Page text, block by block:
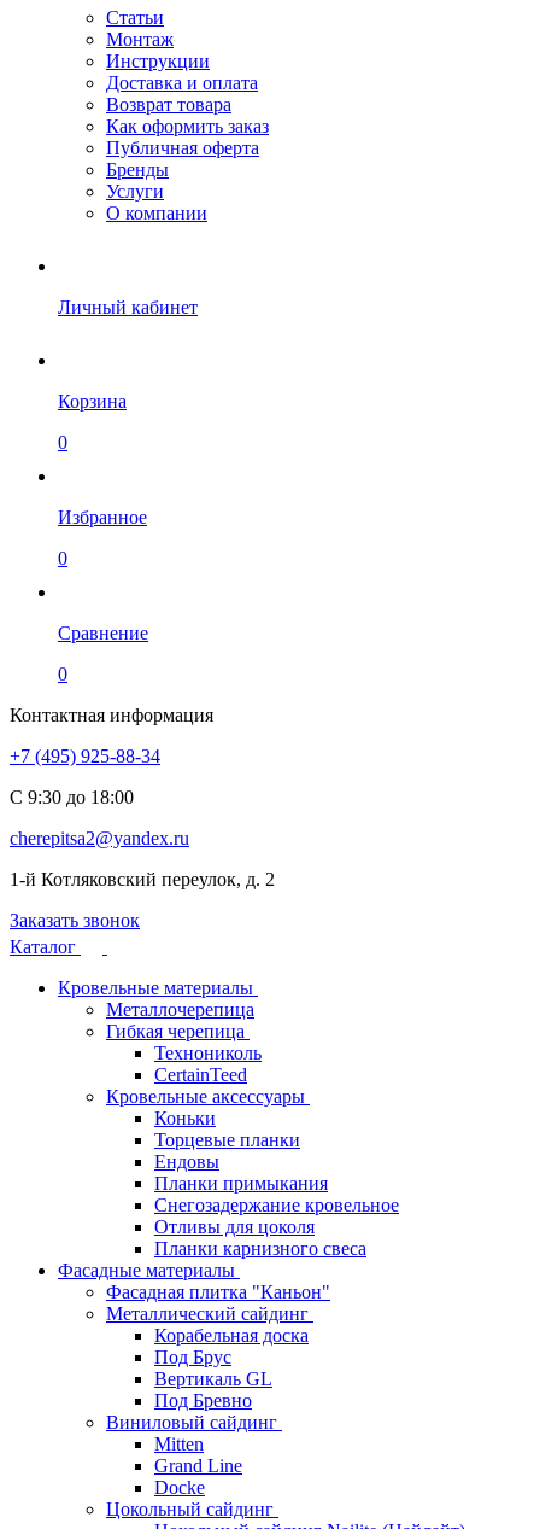
Статьи
Монтаж
Инструкции
Доставка и оплата
Возврат товара
Как оформить заказ
Публичная оферта
Бренды
Услуги
О компании
Личный кабинет
Корзина
0
Избранное
0
Сравнение
0
Контактная информация
+7 (495) 925-88-34
С 9:30 до 18:00
cherepitsa2@yandex.ru
1-й Котляковский переулок, д. 2
Заказать звонок
Каталог
Кровельные материалы
Металлочерепица
Гибкая черепица
Технониколь
CertainTeed
Кровельные аксессуары
Коньки
Торцевые планки
Ендовы
Планки примыкания
Снегозадержание кровельное
Отливы для цоколя
Планки карнизного свеса
Фасадные материалы
Фасадная плитка "Каньон"
Металлический сайдинг
Корабельная доска
Под Брус
Вертикаль GL
Под Бревно
Виниловый сайдинг
Mitten
Grand Line
Docke
Цокольный сайдинг